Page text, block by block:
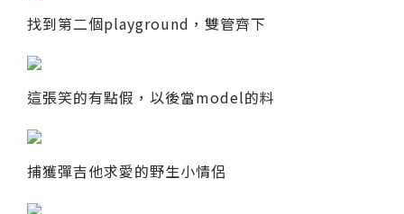
找到第二個playground，雙管齊下
這張笑的有點假，以後當model的料
捕獲彈吉他求愛的野生小情侶